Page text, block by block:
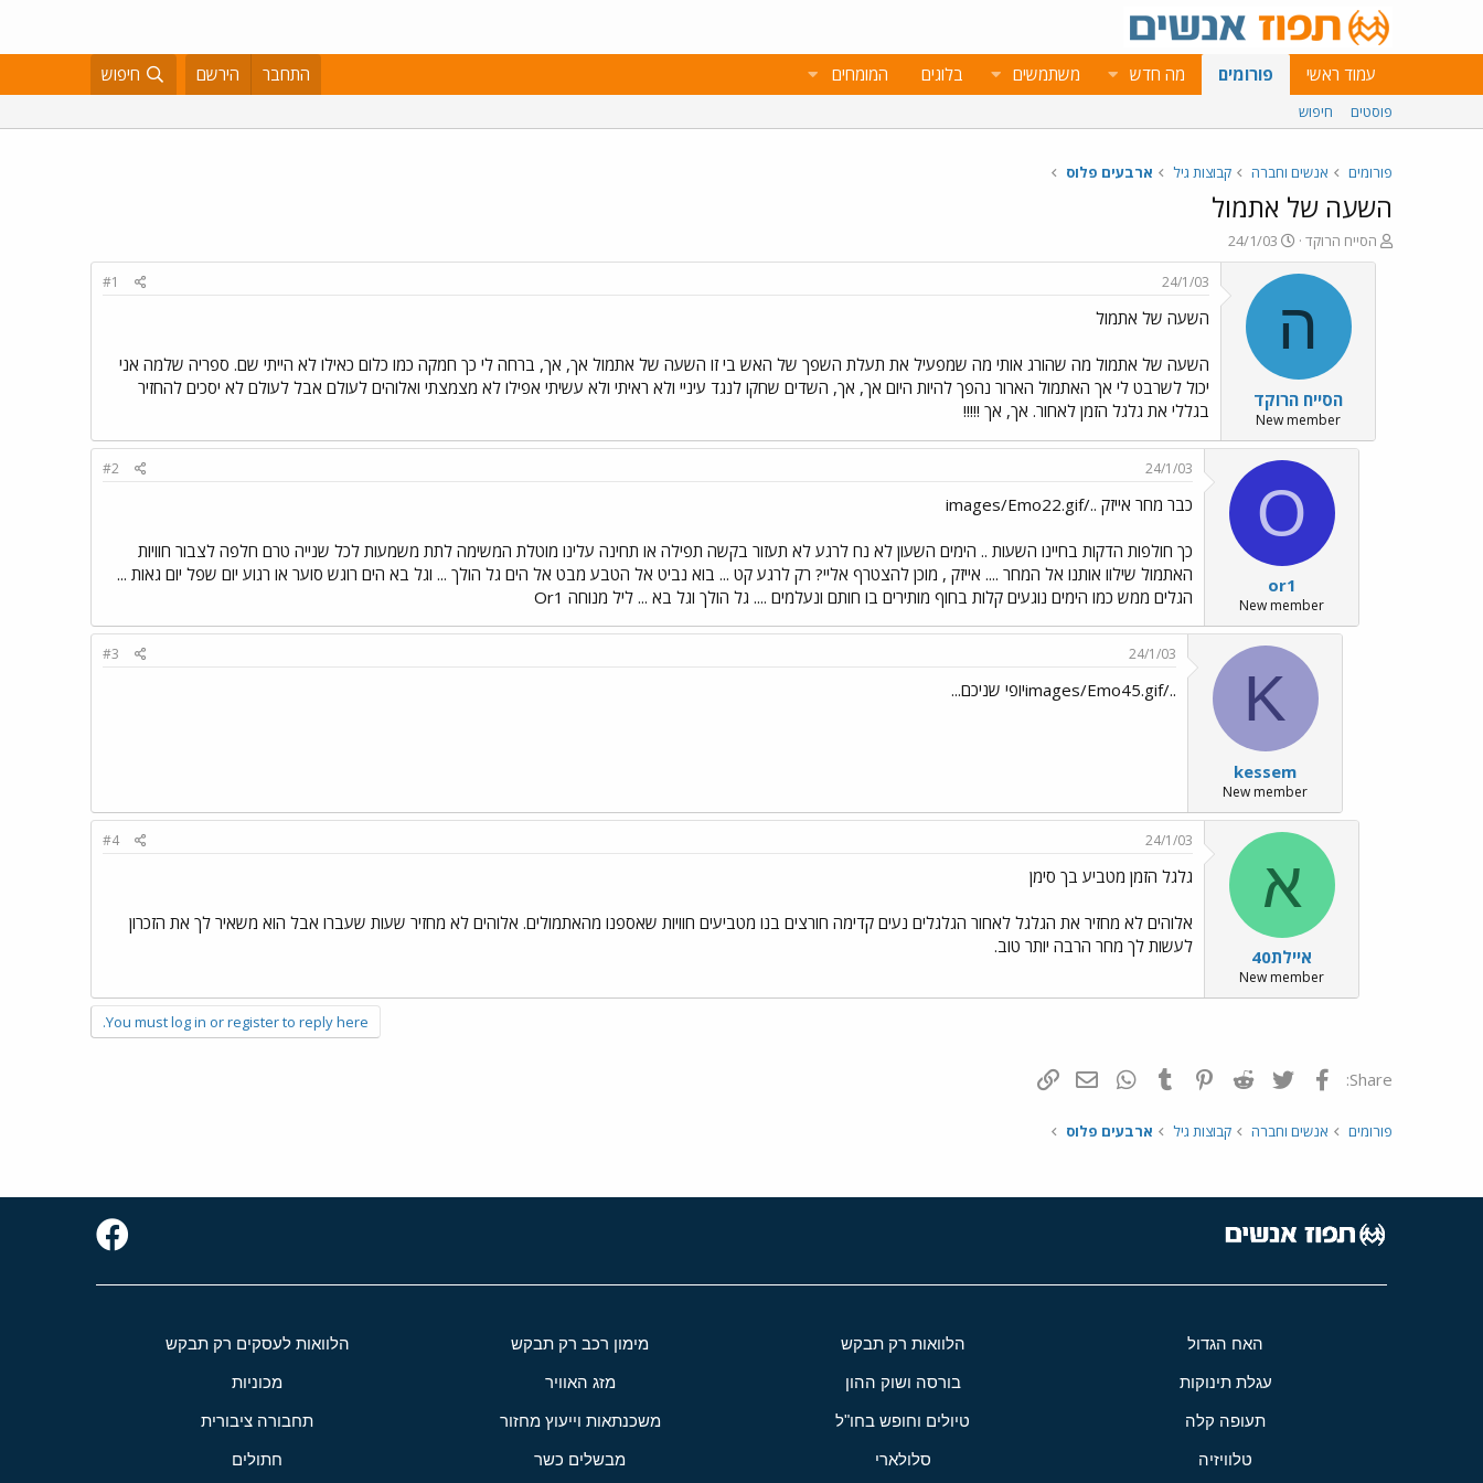
עמוד ראשי פורומים מה חדש משתמשים בלוגים המומחים התחבר הירשם חיפוש
פוסטים חיפוש
פורומים אנשים וחברה קבוצות גיל ארבעים פלוס
השעה של אתמול
פ
ו
הסייח הרוקד
פ
ו
ר
א
ר
י
ך
24/1/03
ה
הסייח הרוקד
New member
24/1/03
#1
השעה של אתמול
השעה של אתמול מה שהורג אותי מה שמפעיל את תעלת השפך של האש בי זו השעה של אתמול אך, אך, ברחה לי כך חמקה כמו כלום כאילו לא הייתי שם. ספריה שלמה אני
יכול לשרבט לי אך האתמול הארור נהפך להיות היום אך, אך, השדים שחקו לנגד עיניי ולא ראיתי ולא עשיתי אפילו לא מצמצתי ואלוהים לעולם אבל לעולם לא יסכים להחזיר
בגללי את גלגל הזמן לאחור. אך, אך !!!!!
O
or1
New member
24/1/03
#2
כבר מחר אייזק ../images/Emo22.gif
כך חולפות הדקות בחיינו השעות .. הימים השעון לא נח לרגע לא תעזור בקשה תפילה או תחינה עלינו מוטלת המשימה לתת משמעות לכל שנייה טרם חלפה לצבור חוויות
האתמול שילוו אותנו אל המחר .... אייזק , מוכן להצטרף אליי? רק לרגע קט ... בוא נביט אל הטבע מבט אל הים גל הולך ... וגל בא הים רוגש סוער או רגוע יום שפל יום גאות ...
הגלים ממש כמו הימים נוגעים קלות בחוף מותירים בו חותם ונעלמים .... גל הולך וגל בא ... ליל מנוחה Or1
K
kessem
New member
24/1/03
#3
../images/Emo45.gifיופי שניכם...
א
איילת40
New member
24/1/03
#4
גלגל הזמן מטביע בך סימן
אלוהים לא מחזיר את הגלגל לאחור הגלגלים נעים קדימה חורצים בנו מטביעים חוויות שאספנו מהאתמולים. אלוהים לא מחזיר שעות שעברו אבל הוא משאיר לך את הזכרון
לעשות לך מחר הרבה יותר טוב.
You must log in or register to reply here.
Share: פייסבוק Twitter
Reddit
Pinterest
Tumblr
WhatsAppדואר אלקטרוני
פורומים אנשים וחברה קבוצות גיל ארבעים פלוס
האח הגדול הלוואות רק תבקש מימון רכב רק תבקש הלוואות לעסקים רק תבקש
עגלת תינוקות בורסה ושוק ההון מזג האוויר מכוניות
תעופה קלה טיולים וחופש בחו"ל משכנתאות וייעוץ מחזור תחבורה ציבורית
טלוויזיה סלולארי מבשלים כשר חתולים